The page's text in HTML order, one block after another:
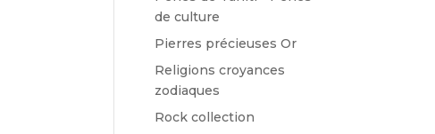
de culture
Pierres précieuses Or
Religions croyances
zodiaques
Rock collection